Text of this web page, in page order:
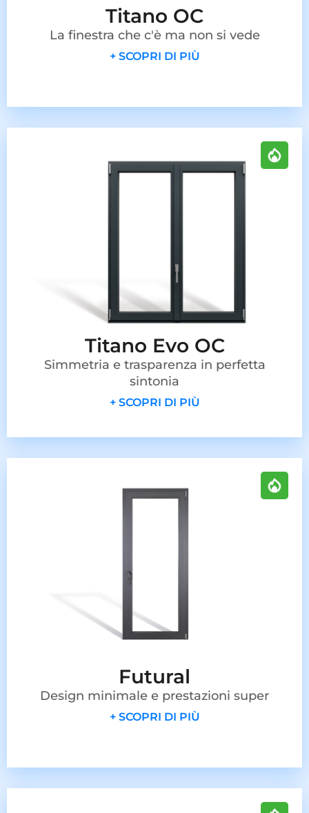
Titano OC
La finestra che c'è ma non si vede
+ SCOPRI DI PIÙ
Titano Evo OC
Simmetria e trasparenza in perfetta
sintonia
+ SCOPRI DI PIÙ
Futural
Design minimale e prestazioni super
+ SCOPRI DI PIÙ